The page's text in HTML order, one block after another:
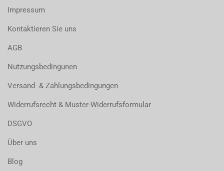
Impressum
Kontaktieren Sie uns
AGB
Nutzungsbedingunen
Versand- & Zahlungsbedingungen
Widerrufsrecht & Muster-Widerrufsformular
DSGVO
Über uns
Blog